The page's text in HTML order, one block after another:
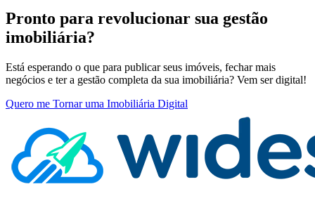
Pronto para revolucionar sua gestão
imobiliária?
Está esperando o que para publicar seus imóveis, fechar mais
negócios e ter a gestão completa da sua imobiliária? Vem ser digital!
Quero me Tornar uma Imobiliária Digital